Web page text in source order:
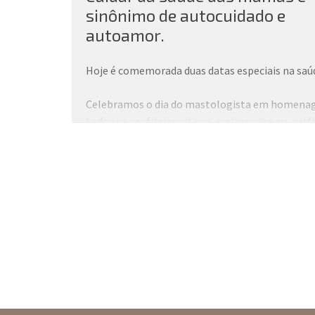
sinônimo de autocuidado e
autoamor.
Hoje é comemorada duas datas especiais na
Celebramos o dia do mastologista em
todos os profissionais que, assim como eu,